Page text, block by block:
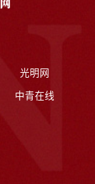
光明网
中青在线